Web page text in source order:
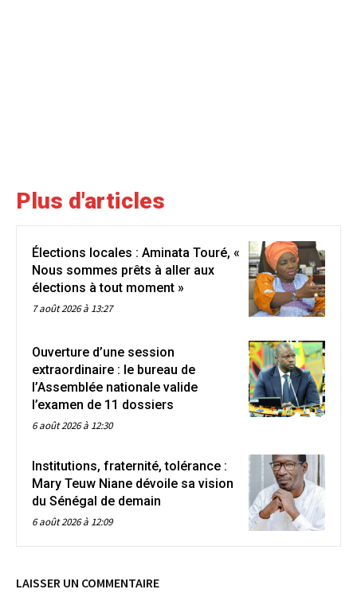
Plus d'articles
Élections locales : Aminata Touré, «
Nous sommes prêts à aller aux
élections à tout moment »
7 août 2026 à 13:27
Ouverture d’une session
extraordinaire : le bureau de
l’Assemblée nationale valide
l’examen de 11 dossiers
6 août 2026 à 12:30
Institutions, fraternité, tolérance :
Mary Teuw Niane dévoile sa vision
du Sénégal de demain
6 août 2026 à 12:09
LAISSER UN COMMENTAIRE